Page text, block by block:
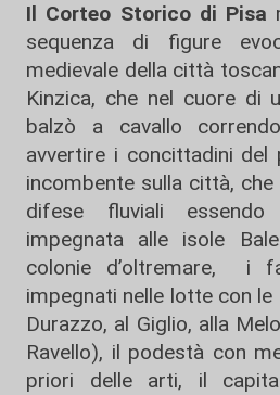
Il Corteo Storico di Pisa
sequenza di figure
medievale della città
Kinzica, che nel cuore di
balzò a cavallo
avvertire i concittadini del
incombente sulla città,
difese fluviali
impegnata alle isole
colonie d’oltremare, i
impegnati nelle lotte con le
Durazzo, al Giglio, alla
Ravello), il podestà con
priori delle arti, il